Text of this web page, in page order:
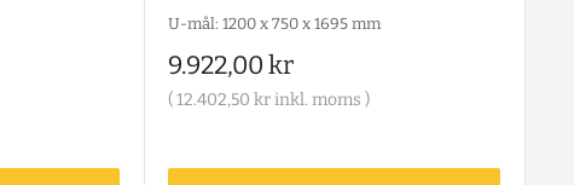
U-mål: 1200 x 750 x 1695 mm
Salgspris
9.922,00 kr
(12.402,50 krinkl. moms )